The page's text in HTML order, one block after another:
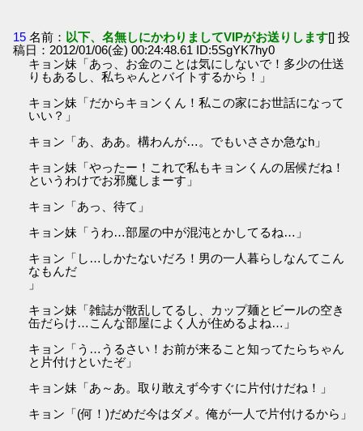
15 名前： 以下、名無しにかわりましてVIPがお送りします[] 投
稿日：2012/01/06(金) 00:24:48.61 ID:5SgYK7hy0
キョン妹「あっ、お金のことは気にしないで！多少の仕送
りもあるし、私ちゃんとバイトするから！」
キョン妹「だからキョンくん！私この家にお世話になって
いい？」
キョン「あ、ああ。構わんが…。でもいささか急なh」
キョン妹「やったー！これで私もキョンくんの居候だね！
というわけでお邪魔しまーす」
キョン「あっ、待て」
キョン妹「うわ…部屋の中が混沌とかしてるね…」
キョン「し…しかたないだろ！男の一人暮らしなんてこん
なもんだ
」
キョン妹「雑誌が散乱してるし、カップ麺とビールの空き
缶だらけ…こんな部屋によく人が住めるよね…」
キョン「う…うるさい！お前が来ること知ってたらちゃん
と片付けといたぞ」
キョン妹「あ～あ。取り敢えず今すぐに片付けだね！」
キョン「(何！)だめだ今はダメ。俺が一人で片付けるから」